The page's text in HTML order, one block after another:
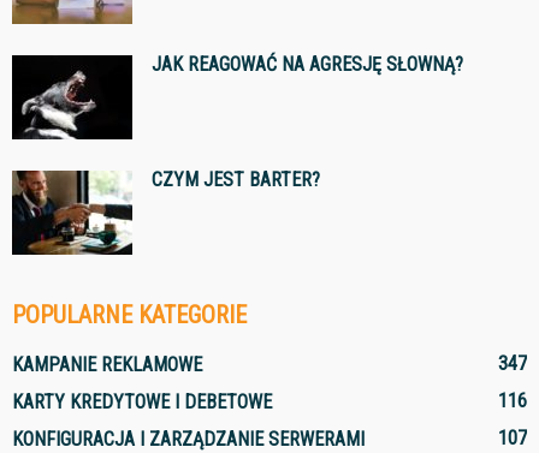
JAK REAGOWAĆ NA AGRESJĘ SŁOWNĄ?
CZYM JEST BARTER?
POPULARNE KATEGORIE
KAMPANIE REKLAMOWE
347
KARTY KREDYTOWE I DEBETOWE
116
KONFIGURACJA I ZARZĄDZANIE SERWERAMI
107